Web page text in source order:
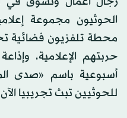
الحوثيون مجموعة
محطة تلفزيون فضائية
حربتهم الإعلامية،
أسبوعية باسم «صدى
للحوثيين تبث تجريبيا